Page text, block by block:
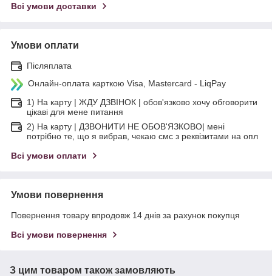
Всі умови доставки
Умови оплати
Післяплата
Онлайн-оплата карткою Visa, Mastercard - LiqPay
1) На карту | ЖДУ ДЗВІНОК | обов'язково хочу обговорити
цікаві для мене питання
2) На карту | ДЗВОНИТИ НЕ ОБОВ'ЯЗКОВО| мені
потрібно те, що я вибрав, чекаю смс з реквізитами на опл
Всі умови оплати
Умови повернення
Повернення товару впродовж 14 днів за рахунок покупця
Всі умови повернення
З цим товаром також замовляють